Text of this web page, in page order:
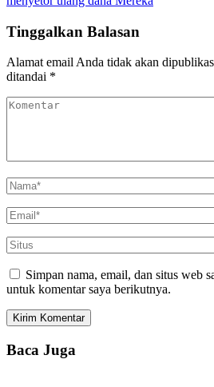
Tinggalkan Balasan
Alamat email Anda tidak akan
ditandai *
Simpan nama, email, dan situs web
untuk komentar saya berikutnya.
Baca Juga